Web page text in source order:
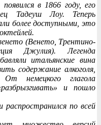
появился в 1866 году, его
Тадеуш Лоу. Теперь
более доступными, это
(Венето, Трентино-
Джулия). Легенда
итальянские вина
содержание алкоголя,
немецкого глагола
и пошло
по всей